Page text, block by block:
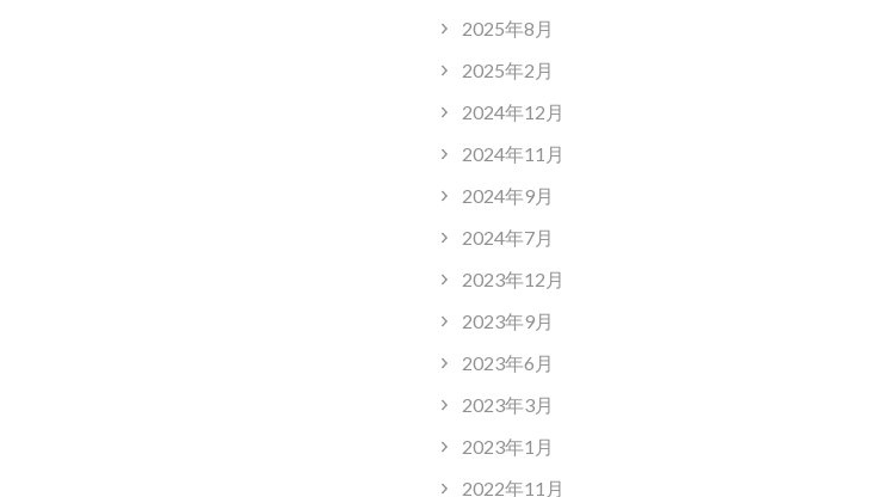
2025年8月
2025年2月
2024年12月
2024年11月
2024年9月
2024年7月
2023年12月
2023年9月
2023年6月
2023年3月
2023年1月
2022年11月